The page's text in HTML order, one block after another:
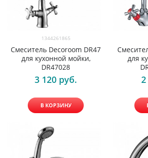
1344261865
Смеситель Decoroom DR47
для кухонной мойки,
DR47028
3 120 руб.
В КОРЗИНУ
для
2